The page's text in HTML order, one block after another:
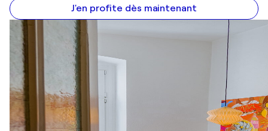
J'en profite dès maintenant